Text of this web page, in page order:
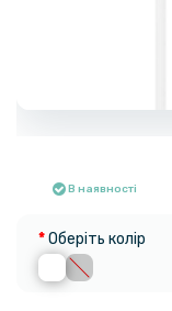
В наявності
Оберіть колір